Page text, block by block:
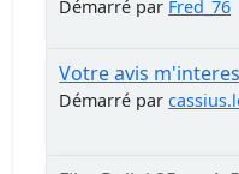
Démarré par Fred_76
Votre avis
Démarré par